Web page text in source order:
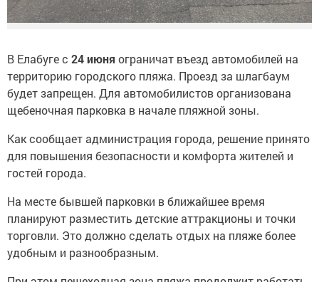
В Елабуге с 24 июня ограничат въезд автомобилей на
территорию городского пляжа. Проезд за шлагбаум
будет запрещен. Для автомобилистов организована
щебеночная парковка в начале пляжной зоны.
Как сообщает администрация города, решение принято
для повышения безопасности и комфорта жителей и
гостей города.
На месте бывшей парковки в ближайшее время
планируют разместить детские аттракционы и точки
торговли. Это должно сделать отдых на пляже более
удобным и разнообразным.